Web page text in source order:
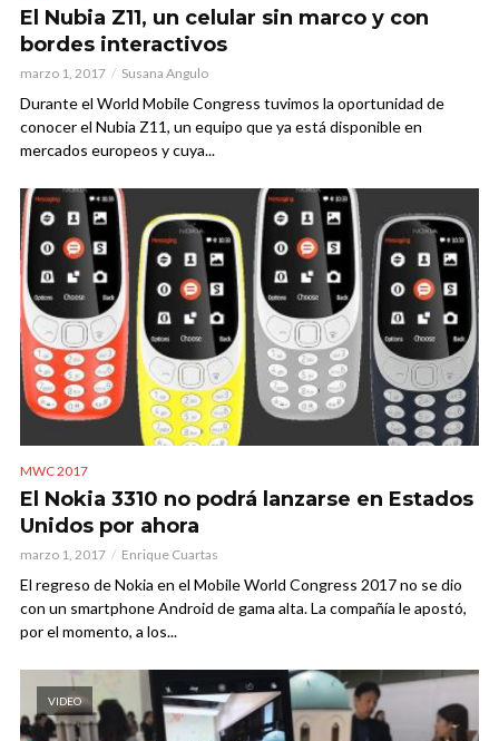
El Nubia Z11, un celular sin marco y con
bordes interactivos
marzo 1, 2017 Susana Angulo
Durante el World Mobile Congress tuvimos la oportunidad de
conocer el Nubia Z11, un equipo que ya está disponible en
mercados europeos y cuya...
MWC 2017
El Nokia 3310 no podrá lanzarse en Estados
Unidos por ahora
marzo 1, 2017 Enrique Cuartas
El regreso de Nokia en el Mobile World Congress 2017 no se dio
con un smartphone Android de gama alta. La compañía le apostó,
por el momento, a los...
VIDEO